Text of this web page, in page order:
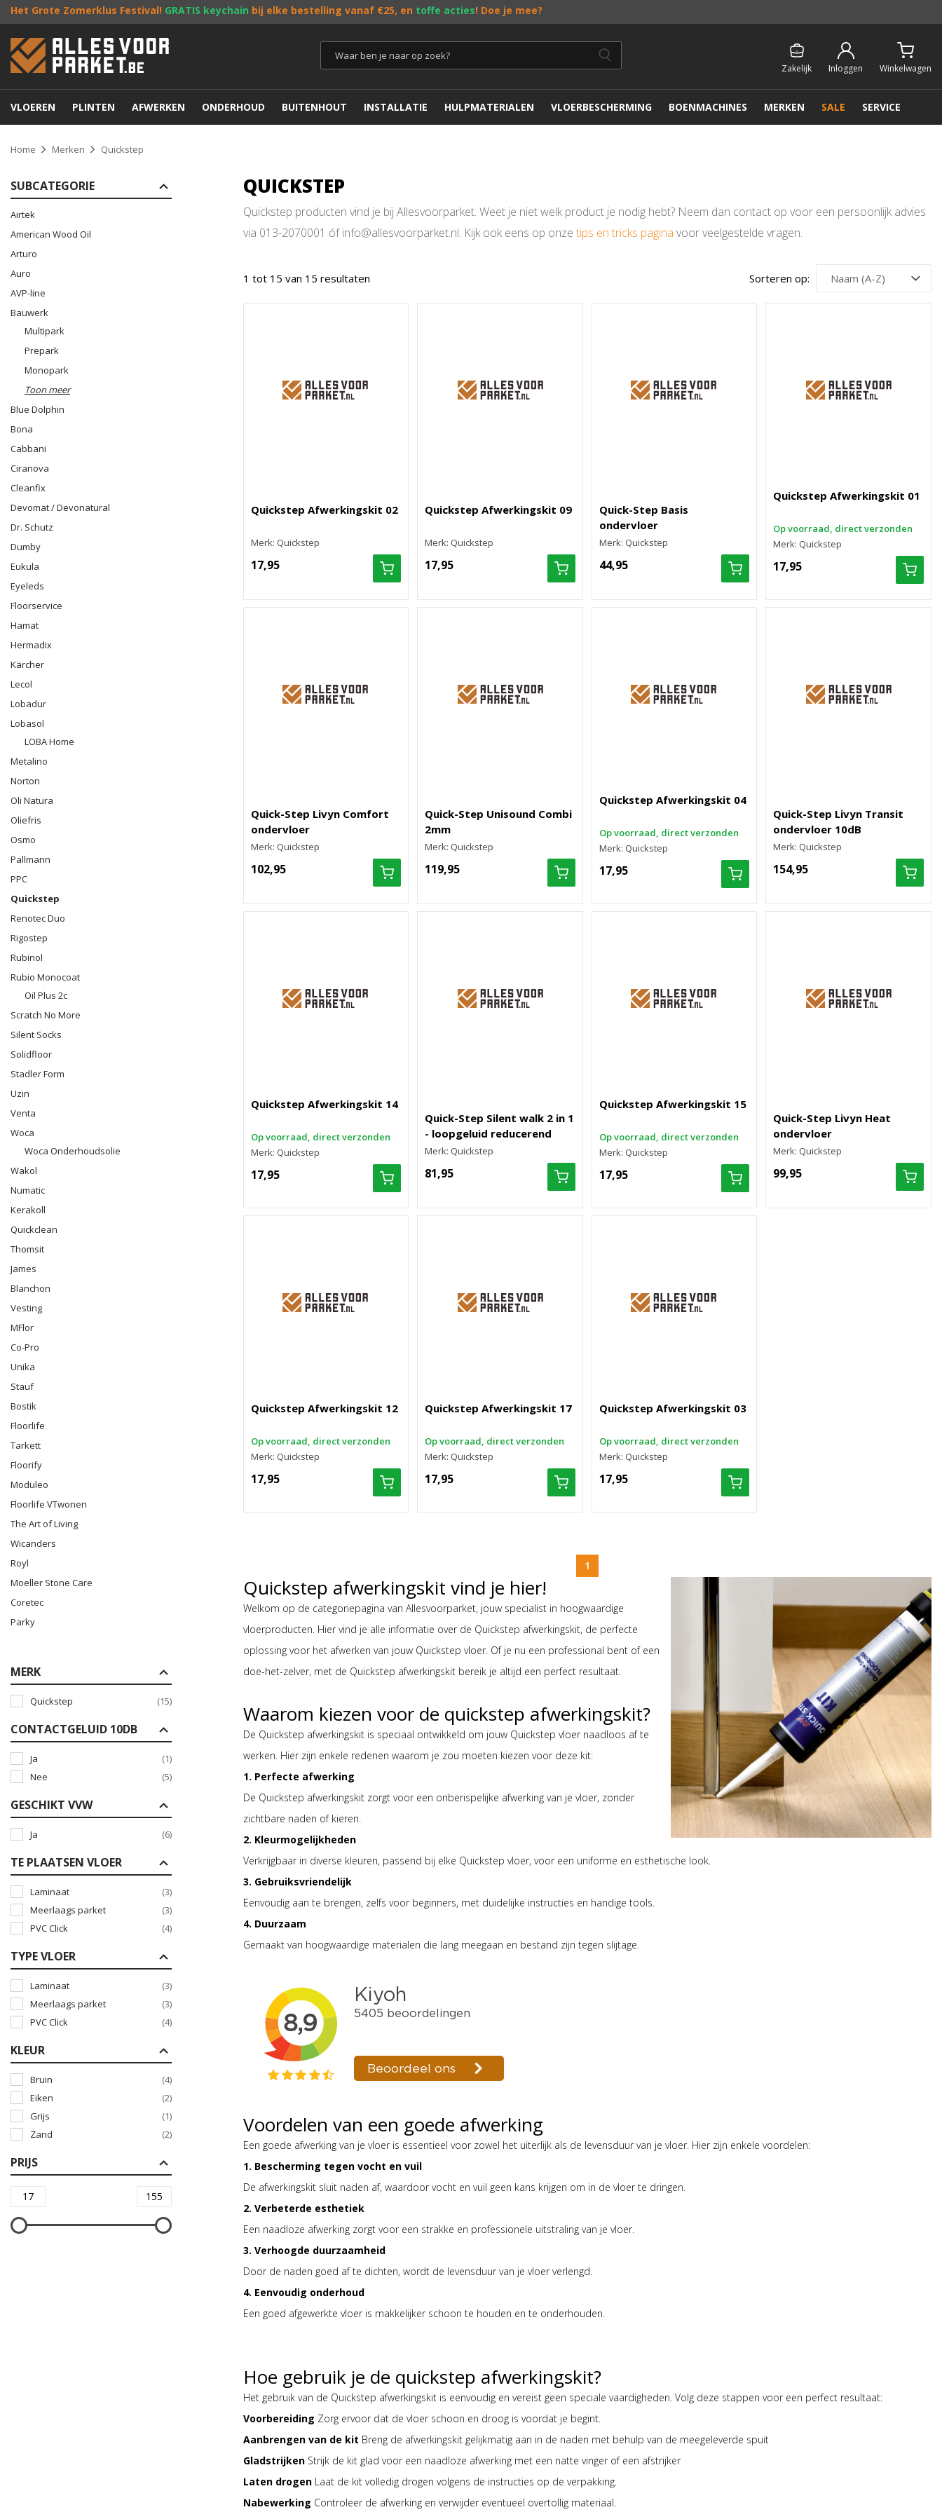
Het Grote Zomerklus Festival! GRATIS keychain bij elke bestelling vanaf €25, en toffe acties! Doe je mee?
Zakelijk Inloggen Winkelwagen
VLOEREN PLINTEN AFWERKEN ONDERHOUD BUITENHOUT INSTALLATIE HULPMATERIALEN VLOERBESCHERMING BOENMACHINES MERKEN SALE SERVICE
Home Merken Quickstep
SUBCATEGORIE
Airtek
American Wood Oil
Arturo
Auro
AVP-line
Bauwerk
Multipark
Prepark
Monopark
Toon meer
Blue Dolphin
Bona
Cabbani
Ciranova
Cleanfix
Devomat / Devonatural
Dr. Schutz
Dumby
Eukula
Eyeleds
Floorservice
Hamat
Hermadix
Kärcher
Lecol
Lobadur
Lobasol
LOBA Home
Metalino
Norton
Oli Natura
Oliefris
Osmo
Pallmann
PPC
Quickstep
Renotec Duo
Rigostep
Rubinol
Rubio Monocoat
Oil Plus 2c
Scratch No More
Silent Socks
Solidfloor
Stadler Form
Uzin
Venta
Woca
Woca Onderhoudsolie
Wakol
Numatic
Kerakoll
Quickclean
Thomsit
James
Blanchon
Vesting
MFlor
Co-Pro
Unika
Stauf
Bostik
Floorlife
Tarkett
Floorify
Moduleo
Floorlife VTwonen
The Art of Living
Wicanders
Royl
Moeller Stone Care
Coretec
Parky
MERK
Quickstep (15)
CONTACTGELUID 10DB
Ja
(1)
Nee
(5)
GESCHIKT VVW
Ja (6)
TE PLAATSEN VLOER
Laminaat
(3)
Meerlaags parket
(3)
PVC Click
(4)
TYPE VLOER
Laminaat
(3)
Meerlaags parket
(3)
PVC Click
(4)
KLEUR
Bruin
(4)
Eiken
(2)
Grijs
(1)
Zand
(2)
PRIJS
QUICKSTEP
Quickstep producten vind je bij Allesvoorparket. Weet je niet welk product je nodig hebt? Neem dan contact op voor een persoonlijk advies
via 013-2070001 óf info@allesvoorparket.nl. Kijk ook eens op onze tips en tricks pagina voor veelgestelde vragen.
1 tot 15 van 15 resultaten Sorteren op:
Quickstep Afwerkingskit 02
Merk: Quickstep
17,95
Quickstep Afwerkingskit 09
Merk: Quickstep
17,95
Quick-Step Basis
ondervloer
Merk: Quickstep
44,95
Quickstep Afwerkingskit 01
Op voorraad, direct verzonden
Merk: Quickstep
17,95
Quick-Step Livyn Comfort
ondervloer
Merk: Quickstep
102,95
Quick-Step Unisound Combi
2mm
Merk: Quickstep
119,95
Quickstep Afwerkingskit 04
Op voorraad, direct verzonden
Merk: Quickstep
17,95
Quick-Step Livyn Transit
ondervloer 10dB
Merk: Quickstep
154,95
Quickstep Afwerkingskit 14
Op voorraad, direct verzonden
Merk: Quickstep
17,95
Quick-Step Silent walk 2 in 1
- loopgeluid reducerend
Merk: Quickstep
81,95
Quickstep Afwerkingskit 15
Op voorraad, direct verzonden
Merk: Quickstep
17,95
Quick-Step Livyn Heat
ondervloer
Merk: Quickstep
99,95
Quickstep Afwerkingskit 12
Op voorraad, direct verzonden
Merk: Quickstep
17,95
Quickstep Afwerkingskit 17
Op voorraad, direct verzonden
Merk: Quickstep
17,95
Quickstep Afwerkingskit 03
Op voorraad, direct verzonden
Merk: Quickstep
17,95
1
Quickstep afwerkingskit vind je hier!
Welkom op de categoriepagina van Allesvoorparket, jouw specialist in hoogwaardige
vloerproducten. Hier vind je alle informatie over de Quickstep afwerkingskit, de perfecte
oplossing voor het afwerken van jouw Quickstep vloer. Of je nu een professional bent of een
doe-het-zelver, met de Quickstep afwerkingskit bereik je altijd een perfect resultaat.
Waarom kiezen voor de quickstep afwerkingskit?
De Quickstep afwerkingskit is speciaal ontwikkeld om jouw Quickstep vloer naadloos af te
werken. Hier zijn enkele redenen waarom je zou moeten kiezen voor deze kit:
1. Perfecte afwerking
De Quickstep afwerkingskit zorgt voor een onberispelijke afwerking van je vloer, zonder
zichtbare naden of kieren.
2. Kleurmogelijkheden
Verkrijgbaar in diverse kleuren, passend bij elke Quickstep vloer, voor een uniforme en esthetische look.
3. Gebruiksvriendelijk
Eenvoudig aan te brengen, zelfs voor beginners, met duidelijke instructies en handige tools.
4. Duurzaam
Gemaakt van hoogwaardige materialen die lang meegaan en bestand zijn tegen slijtage.
Voordelen van een goede afwerking
Een goede afwerking van je vloer is essentieel voor zowel het uiterlijk als de levensduur van je vloer. Hier zijn enkele voordelen:
1. Bescherming tegen vocht en vuil
De afwerkingskit sluit naden af, waardoor vocht en vuil geen kans krijgen om in de vloer te dringen.
2. Verbeterde esthetiek
Een naadloze afwerking zorgt voor een strakke en professionele uitstraling van je vloer.
3. Verhoogde duurzaamheid
Door de naden goed af te dichten, wordt de levensduur van je vloer verlengd.
4. Eenvoudig onderhoud
Een goed afgewerkte vloer is makkelijker schoon te houden en te onderhouden.
Hoe gebruik je de quickstep afwerkingskit?
Het gebruik van de Quickstep afwerkingskit is eenvoudig en vereist geen speciale vaardigheden. Volg deze stappen voor een perfect resultaat:
Voorbereiding Zorg ervoor dat de vloer schoon en droog is voordat je begint.
Aanbrengen van de kit Breng de afwerkingskit gelijkmatig aan in de naden met behulp van de meegeleverde spuit
GladstrijkenStrijk de kit glad voor een naadloze afwerking met een natte vinger of een afstrijker
Laten drogenLaat de kit volledig drogen volgens de instructies op de verpakking.
Nabewerking Controleer de afwerking en verwijder eventueel overtollig materiaal.